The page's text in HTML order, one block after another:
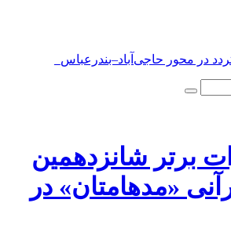
برتر شانزدهمین
«مدهامتان» در